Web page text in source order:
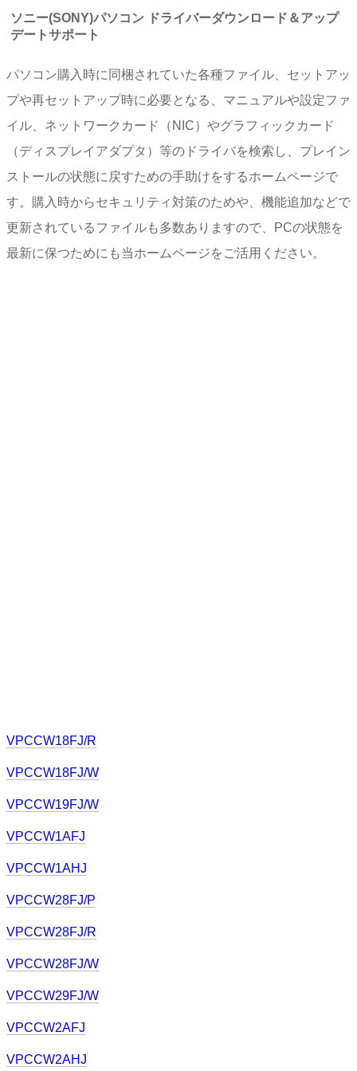
ソニー(SONY)パソコン ドライバーダウンロード＆アップ
デートサポート
パソコン購入時に同梱されていた各種ファイル、セットアッ
プや再セットアップ時に必要となる、マニュアルや設定ファ
イル、ネットワークカード（NIC）やグラフィックカード
（ディスプレイアダプタ）等のドライバを検索し、プレイン
ストールの状態に戻すための手助けをするホームページで
す。購入時からセキュリティ対策のためや、機能追加などで
更新されているファイルも多数ありますので、PCの状態を
最新に保つためにも当ホームページをご活用ください。
VPCCW18FJ/R
VPCCW18FJ/W
VPCCW19FJ/W
VPCCW1AFJ
VPCCW1AHJ
VPCCW28FJ/P
VPCCW28FJ/R
VPCCW28FJ/W
VPCCW29FJ/W
VPCCW2AFJ
VPCCW2AHJ